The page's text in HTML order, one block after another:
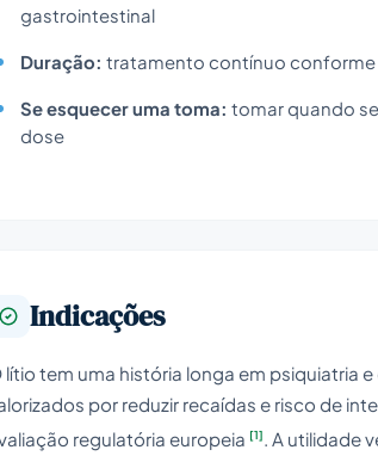
gastrointestinal
Duração: tratamento contínuo conforme
Se esquecer uma toma: tomar quando
dose
Indicações
lítio tem uma história longa em psiquiatria
por reduzir recaídas e risco de
regulatória europeia [1]
. A utilidade